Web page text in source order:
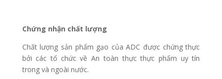
Chứng nhận chất lượng
Chất lượng sản phẩm gạo của ADC được chứng thực
bởi các tổ chức về An toàn thực thực phẩm uy tín
trong và ngoài nước.